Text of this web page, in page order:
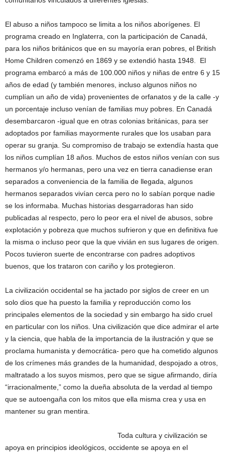
El abuso a niños tampoco se limita a los niños aborígenes. El
programa creado en Inglaterra, con la participación de Canadá,
para los niños británicos que en su mayoría eran pobres, el British
Home Children comenzó en 1869 y se extendió hasta 1948. El
programa embarcó a más de 100.000 niños y niñas de entre 6 y 15
años de edad (y también menores, incluso algunos niños no
cumplían un año de vida) provenientes de orfanatos y de la calle -y
un porcentaje incluso venían de familias muy pobres. En Canadá
desembarcaron -igual que en otras colonias británicas, para ser
adoptados por familias mayormente rurales que los usaban para
operar su granja. Su compromiso de trabajo se extendía hasta que
los niños cumplían 18 años. Muchos de estos niños venían con sus
hermanos y/o hermanas, pero una vez en tierra canadiense eran
separados a conveniencia de la familia de llegada, algunos
hermanos separados vivían cerca pero no lo sabían porque nadie
se los informaba. Muchas historias desgarradoras han sido
publicadas al respecto, pero lo peor era el nivel de abusos, sobre
explotación y pobreza que muchos sufrieron y que en definitiva fue
la misma o incluso peor que la que vivián en sus lugares de origen.
Pocos tuvieron suerte de encontrarse con padres adoptivos
buenos, que los trataron con cariño y los protegieron.
La civilización occidental se ha jactado por siglos de creer en un
solo dios que ha puesto la familia y reproducción como los
principales elementos de la sociedad y sin embargo ha sido cruel
en particular con los niños. Una civilización que dice admirar el arte
y la ciencia, que habla de la importancia de la ilustración y que se
proclama humanista y democrática- pero que ha cometido algunos
de los crímenes más grandes de la humanidad, despojado a otros,
maltratado a los suyos mismos, pero que se sigue afirmando, diría
“irracionalmente,” como la dueña absoluta de la verdad al tiempo
que se autoengaña con los mitos que ella misma crea y usa en
mantener su gran mentira.
Toda cultura y civilización se
apoya en principios ideológicos, occidente se apoya en el